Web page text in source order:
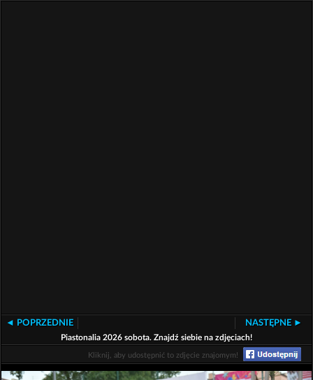
◄ POPRZEDNIE NASTĘPNE ►
Piastonalia 2026 sobota. Znajdź siebie na zdjęciach!
Kliknij, aby udostępnić to zdjęcie znajomym!